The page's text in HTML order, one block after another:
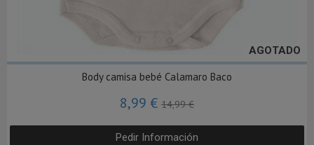
AGOTADO
Body camisa bebé Calamaro Baco
8,99 € 14,99 €
Pedir Información